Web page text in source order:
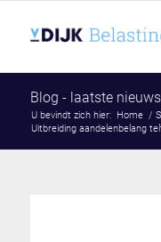
Blog - laatste nieuws
U bevindt zich hier: Home /
Uitbreiding aandelenbelang